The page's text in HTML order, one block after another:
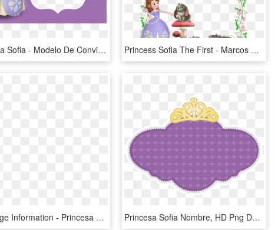
Princesita Sofia - Modelo De Convite Princesa Sofia, HD Png Download Princess Sofia The First - Marcos Para Hojas De Princesa Sofia, HD Png Download
Png Image Information - Princesa Sofia Para Editar, Transparent Png Princesa Sofia Nombre, HD Png Download